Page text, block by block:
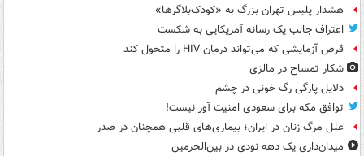
هشدار پلیس تهران بزرگ به «کودک‌بلاگرها»
اعتراف جالب یک رسانه آمریکایی به شکست
قرص آزمایشی که می‌تواند درمان HIV را متحول کند
شکار تمساح در مالزی
دلایل پارگی رگ خونی در چشم
توافق مکه برای سعودی امنیت آور نیست!
علل مرگ زنان در ایران؛ بیماری‌های قلبی همچنان در صدر
میدان‌داری یک دهه نودی در بین‌الحرمین